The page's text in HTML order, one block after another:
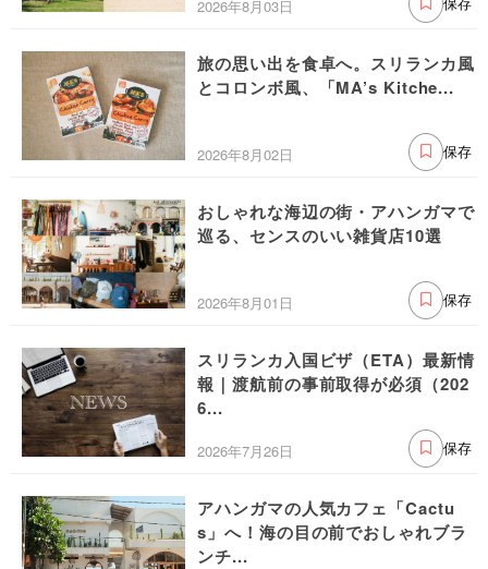
2026年8月03日 保存
旅の思い出を食卓へ。スリランカ風
とコロンボ風、「MA’s Kitche...
2026年8月02日 保存
おしゃれな海辺の街・アハンガマで
巡る、センスのいい雑貨店10選
2026年8月01日 保存
スリランカ入国ビザ（ETA）最新情
報｜渡航前の事前取得が必須（202
6...
2026年7月26日 保存
アハンガマの人気カフェ「Cactu
s」へ！海の目の前でおしゃれブラ
ンチ...